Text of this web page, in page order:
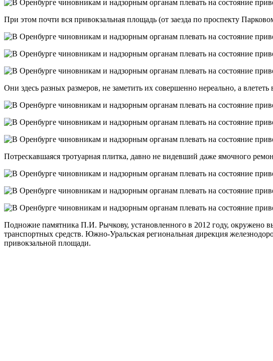
При этом почти вся привокзальная площадь (от заезда по проспекту
Они здесь разных размеров, не заметить их совершенно нереально, а
Потрескавшаяся тротуарная плитка, давно не видевший даже ямочного
Подножие памятника П.И. Рычкову, установленного в 2012 году, окружено
транспортных средств. Южно-Уральская региональная дирекция
привокзальной площади.